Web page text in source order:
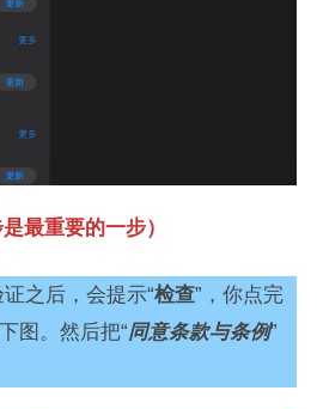
是最重要的一步）
之后，会提示“检查”，你点完
图。然后把“同意条款与条例”